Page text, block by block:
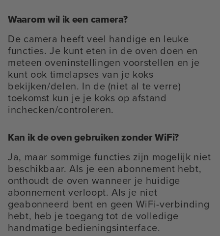
Waarom wil ik een camera?
De camera heeft veel handige en leuke
functies. Je kunt eten in de oven doen en
meteen oveninstellingen voorstellen en je
kunt ook timelapses van je koks
bekijken/delen. In de (niet al te verre)
toekomst kun je je koks op afstand
inchecken/controleren.
Kan ik de oven gebruiken zonder WiFi?
Ja, maar sommige functies zijn mogelijk niet
beschikbaar. Als je een abonnement hebt,
onthoudt de oven wanneer je huidige
abonnement verloopt. Als je niet
geabonneerd bent en geen WiFi-verbinding
hebt, heb je toegang tot de volledige
handmatige bedieningsinterface.